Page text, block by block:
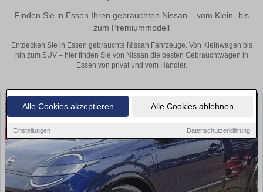
Alle Cookies akzeptieren Alle Cookies ablehnen
Einstellungen Datenschutzerklärung
Finden Sie in Essen Ihren gebrauchten Nissan – vom Klein- bis
zum Premiummodell
Entdecken Sie in Essen gebrauchte Nissan Fahrzeuge. Von Kleinwagen bis
hin zum SUV – hier finden Sie von Nissan die besten Gebrauchtwagen in
Essen von privat und vom Händler.